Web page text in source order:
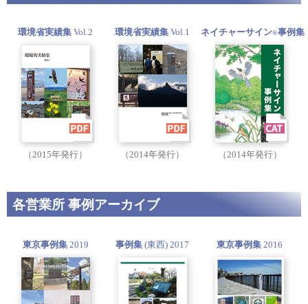
環境省実績集Vol.2
（2015年発行）
環境省実績集Vol.1
（2014年発行）
ネイチャーサイン®事例集
（2014年発行）
各営業所 事例アーカイブ
東京事例集 2019 事例集(東西) 2017 東京事例集2016